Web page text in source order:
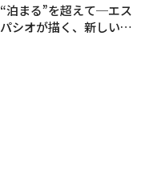
“泊まる”を超えて─エス
パシオが描く、新しい日